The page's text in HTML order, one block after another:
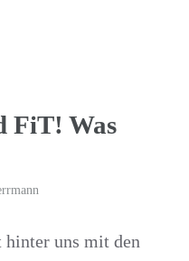
FiT! Was
hinter uns mit den